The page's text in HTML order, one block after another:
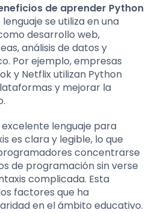
de aprender Python
se utiliza en una
desarrollo web,
análisis de datos y
Por ejemplo, empresas
y Netflix utilizan Python
y mejorar la
lenguaje para
es clara y legible, lo que
concentrarse
de programación sin verse
complicada. Esta
factores que ha
en el ámbito educativo.